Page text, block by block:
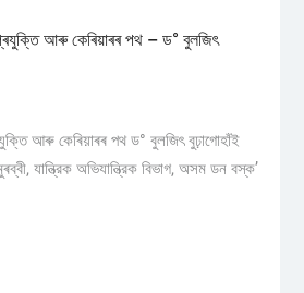
আৰু কেৰিয়াৰৰ পথ – ড° বুলজিৎ
আৰু কেৰিয়াৰৰ পথ ড° বুলজিৎ বুঢ়াগোহাঁই
যান্ত্রিক অভিযান্ত্রিক বিভাগ, অসম ডন বস্ক’